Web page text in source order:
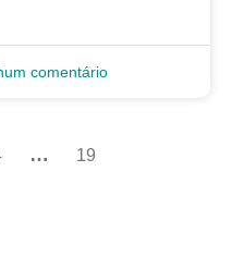
comentário
… 19